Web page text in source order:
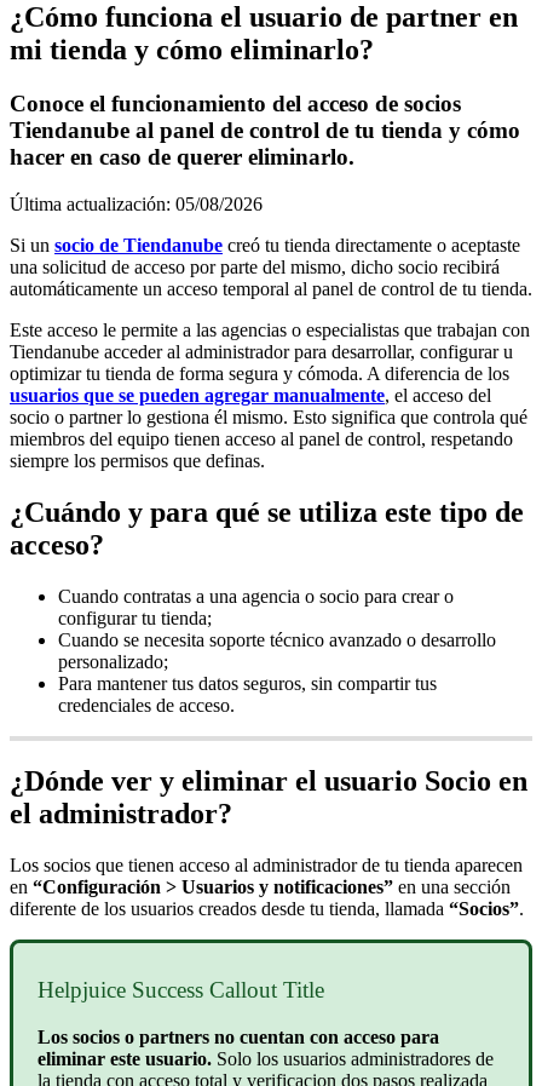
¿Cómo funciona el usuario de partner en
mi tienda y cómo eliminarlo?
Conoce el funcionamiento del acceso de socios
Tiendanube al panel de control de tu tienda y cómo
hacer en caso de querer eliminarlo.
Última actualización: 05/08/2026
Si un socio de Tiendanube creó tu tienda directamente o aceptaste
una solicitud de acceso por parte del mismo, dicho socio recibirá
automáticamente un acceso temporal al panel de control de tu tienda.
Este acceso le permite a las agencias o especialistas que trabajan con
Tiendanube acceder al administrador para desarrollar, configurar u
optimizar tu tienda de forma segura y cómoda. A diferencia de los
usuarios que se pueden agregar manualmente, el acceso del
socio o partner lo gestiona él mismo. Esto significa que controla qué
miembros del equipo tienen acceso al panel de control, respetando
siempre los permisos que definas.
¿Cuándo y para qué se utiliza este tipo de
acceso?
Cuando contratas a una agencia o socio para crear o
configurar tu tienda;
Cuando se necesita soporte técnico avanzado o desarrollo
personalizado;
Para mantener tus datos seguros, sin compartir tus
credenciales de acceso.
¿Dónde ver y eliminar el usuario Socio en
el administrador?
Los socios que tienen acceso al administrador de tu tienda aparecen
en “Configuración > Usuarios y notificaciones” en una sección
diferente de los usuarios creados desde tu tienda, llamada “Socios”.
Helpjuice Success Callout Title
Los socios o partners no cuentan con acceso para
eliminar este usuario. Solo los usuarios administradores de
la tienda con acceso total y verificacion dos pasos realizada